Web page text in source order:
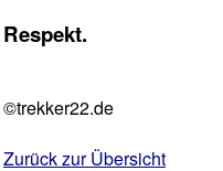
Respekt.
©trekker22.de
Zurück zur Übersicht